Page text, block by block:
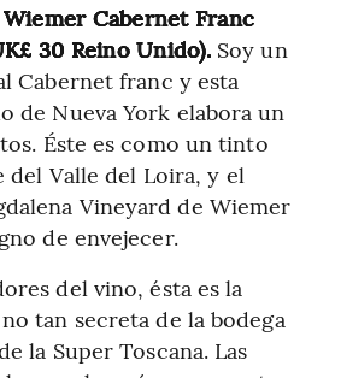
Cabernet Franc
30 Reino Unido). Soy un
Cabernet franc y esta
de Nueva York elabora un
Éste es como un tinto
del Valle del Loira, y el
Vineyard de Wiemer
de envejecer.
del vino, ésta es la
tan secreta de la bodega
la Super Toscana. Las